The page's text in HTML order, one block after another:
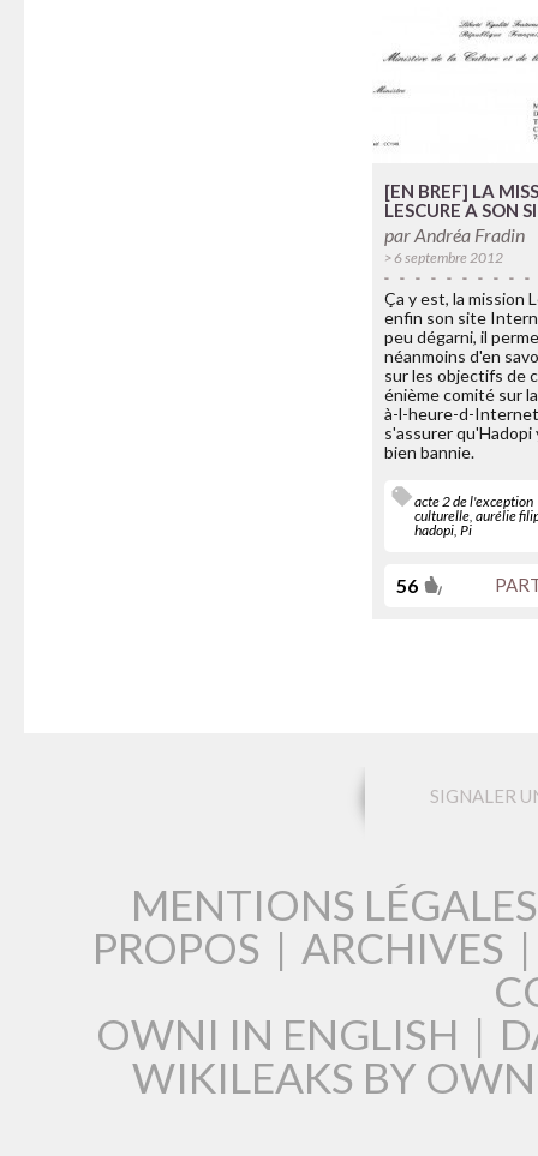
[EN BREF] LA
LESCURE A SON
parAndréa Fradin
> 6 septembre 2012
Ça y est, la mission
enfin son site
peu dégarni, il
néanmoins d'en
sur les objectifs de
énième comité sur
à-l-heure-d-
s'assurer qu'Hadopi
bien bannie.
56
acte 2 de l'exception
culturelle,aurélie
hadopi,Pi
SIGNALER
MENTIONS LÉGALES
PROPOS | ARCHIVES |
OWNI IN ENGLISH |
WIKILEAKS BY